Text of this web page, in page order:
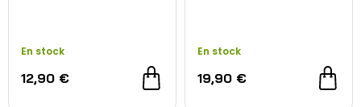
En stock
12,90 €
En stock
19,90 €